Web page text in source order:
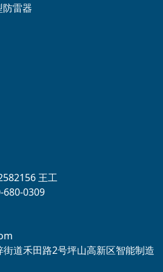
雷器
王工
680-0309
道禾田路2号坪山高新区智能制造